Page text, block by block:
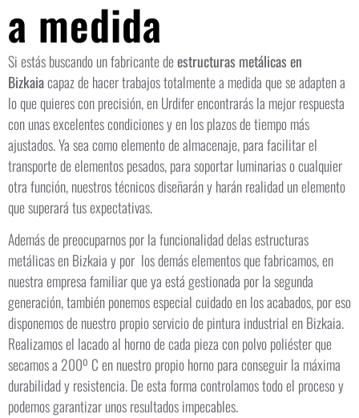
a medida
Si estás buscando un fabricante deestructuras metálicas en
Bizkaiacapaz de hacer trabajos totalmente a medida que se adapten a
lo que quieres con precisión, en Urdifer encontrarás la mejor respuesta
con unas excelentes condiciones y en los plazos de tiempo más
ajustados. Ya sea como elemento de almacenaje, para facilitar el
transporte de elementos pesados, para soportar luminarias o cualquier
otra función, nuestros técnicos diseñarán y harán realidad un elemento
que superará tus expectativas.
Además de preocuparnos por la funcionalidad delas estructuras
metálicas en Bizkaia y por los demás elementos que fabricamos, en
nuestra empresa familiar que ya está gestionada por la segunda
generación, también ponemos especial cuidado en los acabados, por eso
disponemos de nuestro propio servicio depintura industrial en Bizkaia.
Realizamos el lacado al horno de cada pieza con polvo poliéster que
secamos a 200º C en nuestro propio horno para conseguir la máxima
durabilidad y resistencia. De esta forma controlamos todo el proceso y
podemos garantizar unos resultados impecables.